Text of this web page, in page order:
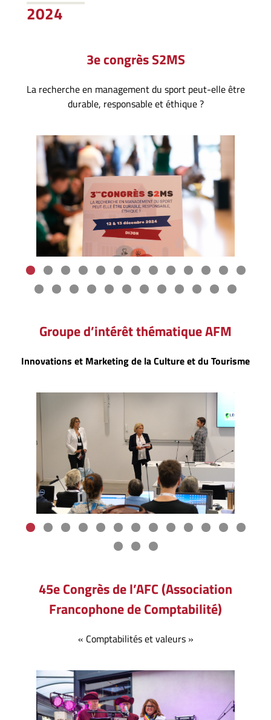
2024
3e congrès S2MS
La recherche en management du sport peut-elle être
durable, responsable et éthique ?
Groupe d’intérêt thématique AFM
Innovations et Marketing de la Culture et du Tourisme
45e Congrès de l’AFC (Association
Francophone de Comptabilité)
« Comptabilités et valeurs »